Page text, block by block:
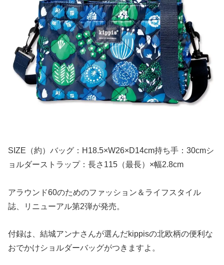
SIZE（約）バッグ：H18.5×W26×D14cm持ち手：30cmシ
ョルダーストラップ：長さ115（最長）×幅2.8cm
アラウンド60のためのファッション＆ライフスタイル
誌、リニューアル第2弾が発売。
付録は、結城アンナさんが選んだkippisの北欧柄の便利な
おでかけショルダーバッグがつきますよ。